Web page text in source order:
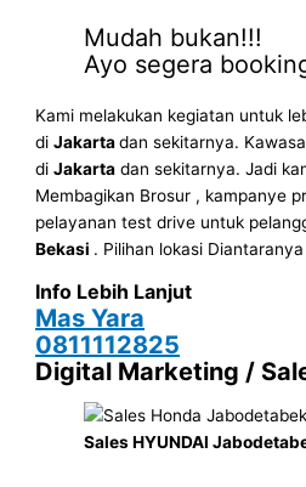
Mudah bukan!!!
Ayo segera
Kami melakukan kegiatan untuk
diJakartadan sekitarnya.
diJakarta dan sekitarnya. Jadi
Membagikan Brosur , kampanye
pelayanan test drive untuk
Bekasi . Pilihan lokasi
Info Lebih Lanjut
Mas Yara
0811112825
Digital Marketing /
Sales HYUNDAI